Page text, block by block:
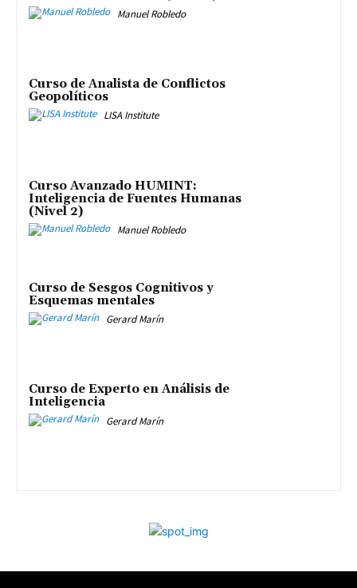
Manuel Robledo
Curso de Analista de Conflictos
Geopolíticos
LISA Institute
Curso Avanzado HUMINT:
Inteligencia de Fuentes Humanas
(Nivel 2)
Manuel Robledo
Curso de Sesgos Cognitivos y
Esquemas mentales
Gerard Marín
Curso de Experto en Análisis de
Inteligencia
Gerard Marín